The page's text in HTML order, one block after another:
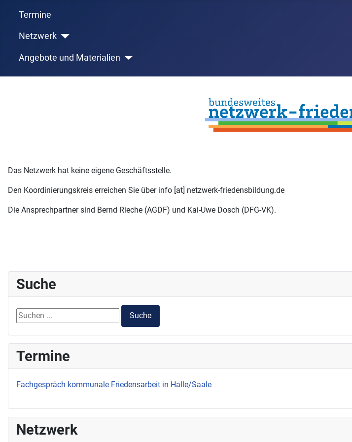
Termine
Netzwerk
Angebote und Materialien
Das Netzwerk hat keine eigene Geschäftsstelle.
Den Koordinierungskreis erreichen Sie über info [at] netzwerk-friedensbildung.de
Die Ansprechpartner sind Bernd Rieche (AGDF) und Kai-Uwe Dosch (DFG-VK).
Suche
Suchen ...
Suche
Termine
Fachgespräch kommunale Friedensarbeit in Halle/Saale
Netzwerk